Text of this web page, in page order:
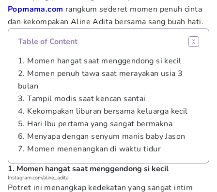
Popmama.com rangkum sederet momen penuh cinta
dan kekompakan Aline Adita bersama sang buah hati.
Table of Content
1. Momen hangat saat menggendong si kecil
2. Momen penuh tawa saat merayakan usia 3
bulan
3. Tampil modis saat kencan santai
4. Kekompakan liburan bersama keluarga kecil
5. Hari Ibu pertama yang sangat bermakna
6. Menyapa dengan senyum manis baby Jason
7. Momen menenangkan di waktu tidur
1. Momen hangat saat menggendong si kecil
Instagram.com/aline_adita
Potret ini menangkap kedekatan yang sangat intim